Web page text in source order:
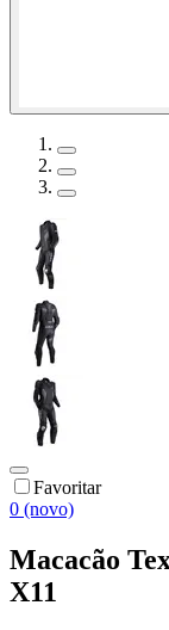
Favoritar
0 (novo)
Macacão
X11